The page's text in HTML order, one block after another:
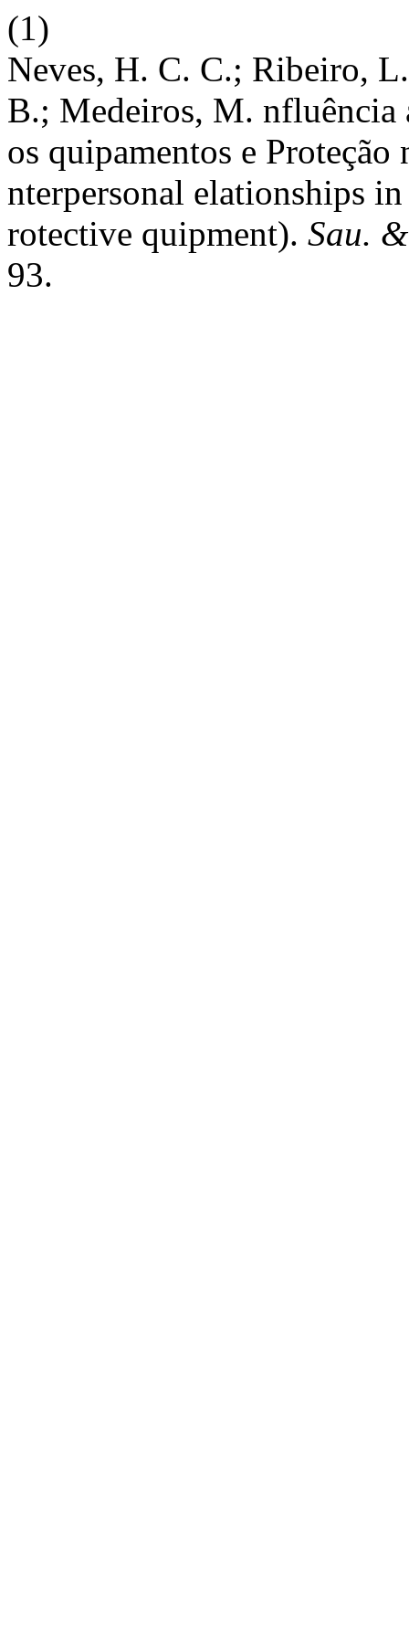
(1)
Neves, H. C. C.; Ribeiro,
B.; Medeiros, M. nfluência
os quipamentos e
nterpersonal elationships
rotective quipment). Sau.
93.